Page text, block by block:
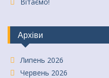
Архіви
Липень 2026
Червень 2026